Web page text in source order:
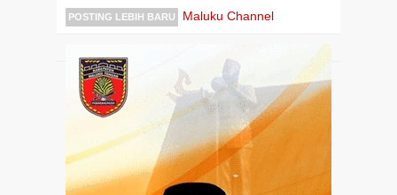
POSTING LEBIH BARU Maluku Channel